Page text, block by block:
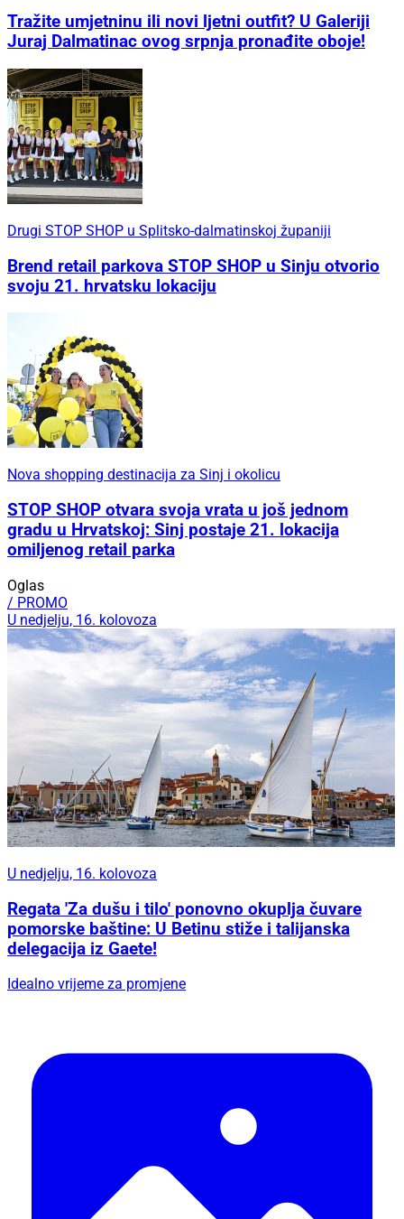
Tražite umjetninu ili novi ljetni outfit? U Galeriji
Juraj Dalmatinac ovog srpnja pronađite oboje!
Drugi STOP SHOP u Splitsko-dalmatinskoj županiji
Brend retail parkova STOP SHOP u Sinju otvorio
svoju 21. hrvatsku lokaciju
Nova shopping destinacija za Sinj i okolicu
STOP SHOP otvara svoja vrata u još jednom
gradu u Hrvatskoj: Sinj postaje 21. lokacija
omiljenog retail parka
Oglas
/ PROMO
U nedjelju, 16. kolovoza
U nedjelju, 16. kolovoza
Regata 'Za dušu i tilo' ponovno okuplja čuvare
pomorske baštine: U Betinu stiže i talijanska
delegacija iz Gaete!
Idealno vrijeme za promjene